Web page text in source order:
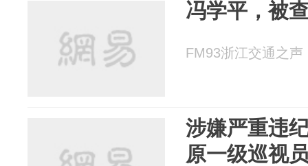
冯学平，被
FM93浙江交通之声
涉嫌严重违
原一级巡视